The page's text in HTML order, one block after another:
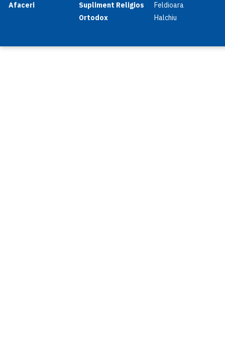
Afaceri
Supliment Religios
Ortodox
Feldioara
Halchiu